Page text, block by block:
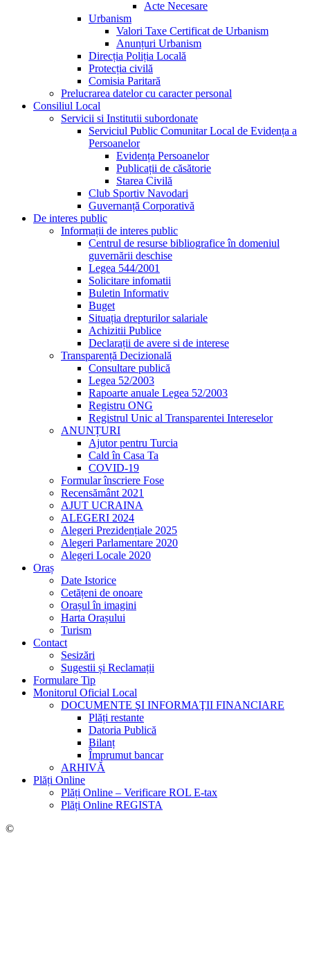
Acte Necesare
Urbanism
Valori Taxe Certificat de Urbanism
Anunțuri Urbanism
Direcția Poliția Locală
Protecția civilă
Comisia Paritară
Prelucrarea datelor cu caracter personal
Consiliul Local
Servicii si Institutii subordonate
Serviciul Public Comunitar Local de Evidența a
Persoanelor
Evidența Persoanelor
Publicații de căsătorie
Starea Civilă
Club Sportiv Navodari
Guvernanță Corporativă
De interes public
Informații de interes public
Centrul de resurse bibliografice în domeniul
guvernării deschise
Legea 544/2001
Solicitare infomatii
Buletin Informativ
Buget
Situația drepturilor salariale
Achizitii Publice
Declarații de avere si de interese
Transparență Decizională
Consultare publică
Legea 52/2003
Rapoarte anuale Legea 52/2003
Registru ONG
Registrul Unic al Transparentei Intereselor
ANUNȚURI
Ajutor pentru Turcia
Cald în Casa Ta
COVID-19
Formular înscriere Fose
Recensământ 2021
AJUT UCRAINA
ALEGERI 2024
Alegeri Prezidențiale 2025
Alegeri Parlamentare 2020
Alegeri Locale 2020
Oraș
Date Istorice
Cetățeni de onoare
Orașul în imagini
Harta Orașului
Turism
Contact
Sesizări
Sugestii și Reclamații
Formulare Tip
Monitorul Oficial Local
DOCUMENTE ŞI INFORMAŢII FINANCIARE
Plăți restante
Datoria Publică
Bilanț
Împrumut bancar
ARHIVĂ
Plăți Online
Plăți Online – Verificare ROL E-tax
Plăți Online REGISTA
©